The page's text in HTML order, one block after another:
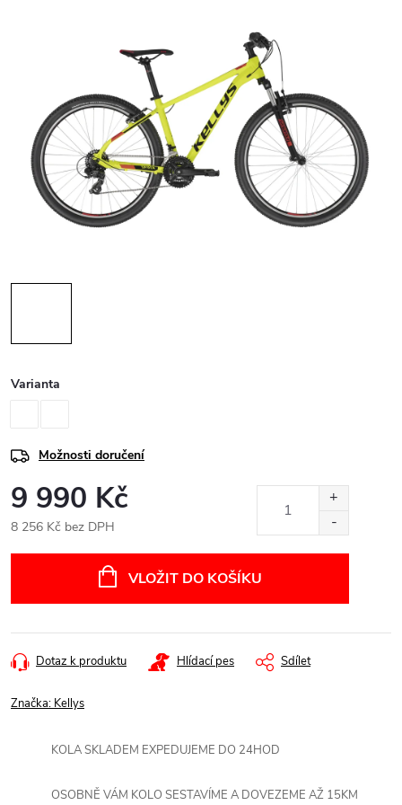
Varianta
Možnosti doručení
9 990 Kč
8 256 Kč bez DPH
VLOŽIT DO KOŠÍKU
Dotaz k produktu Hlídací pes Sdílet
Značka: Kellys
KOLA SKLADEM EXPEDUJEME DO 24HOD
OSOBNĚ VÁM KOLO SESTAVÍME A DOVEZEME AŽ 15KM